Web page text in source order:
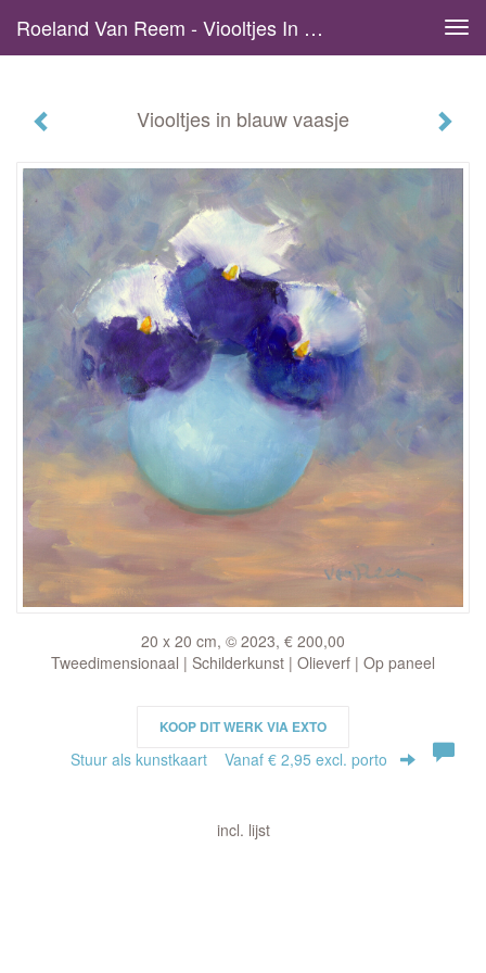
Roeland Van Reem - Viooltjes In Blauw Vaasje
Viooltjes in blauw vaasje
20 x 20 cm, © 2023, € 200,00
Tweedimensionaal | Schilderkunst | Olieverf | Op paneel
KOOP DIT WERK VIA EXTO
Stuur als kunstkaart Vanaf € 2,95 excl. porto
incl. lijst